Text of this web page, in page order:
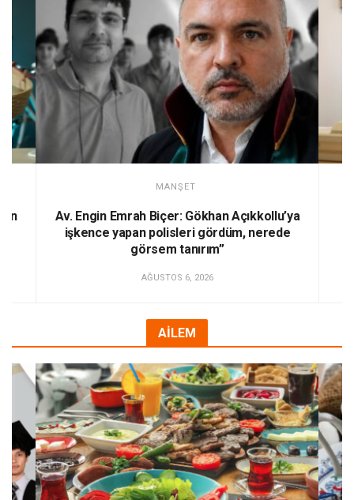
MANŞET
Av. Engin Emrah Biçer: Gökhan Açıkkollu’ya
işkence yapan polisleri gördüm, nerede
görsem tanırım”
AĞUSTOS 6, 2026
AİLEM